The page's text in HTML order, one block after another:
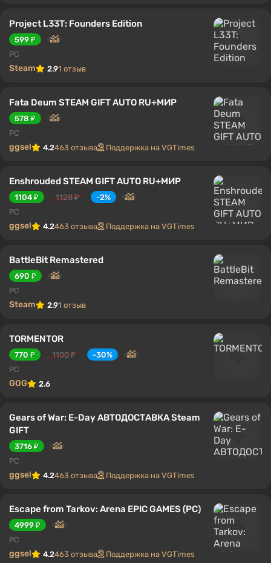
Project L33T: Founders Edition
599 ₽
PC
Steam 2.91 отзыв
Fata Deum STEAM GIFT AUTO RU+МИР
578 ₽
PC
ggsel 4.2463 отзыва Поддержка на VGTimes
Enshrouded STEAM GIFT AUTO RU+МИР
1104 ₽ 1128 ₽
-2%
PC
ggsel 4.2463 отзыва Поддержка на VGTimes
BattleBit Remastered
690 ₽
PC
Steam 2.91 отзыв
TORMENTOR
770 ₽ 1100 ₽
-30%
PC
GOG 2.6
Gears of War: E-Day АВТОДОСТАВКА Steam
GIFT
3716 ₽
PC
ggsel 4.2463 отзыва Поддержка на VGTimes
Escape from Tarkov: Arena EPIC GAMES (PC)
4999 ₽
PC
ggsel 4.2463 отзыва Поддержка на VGTimes